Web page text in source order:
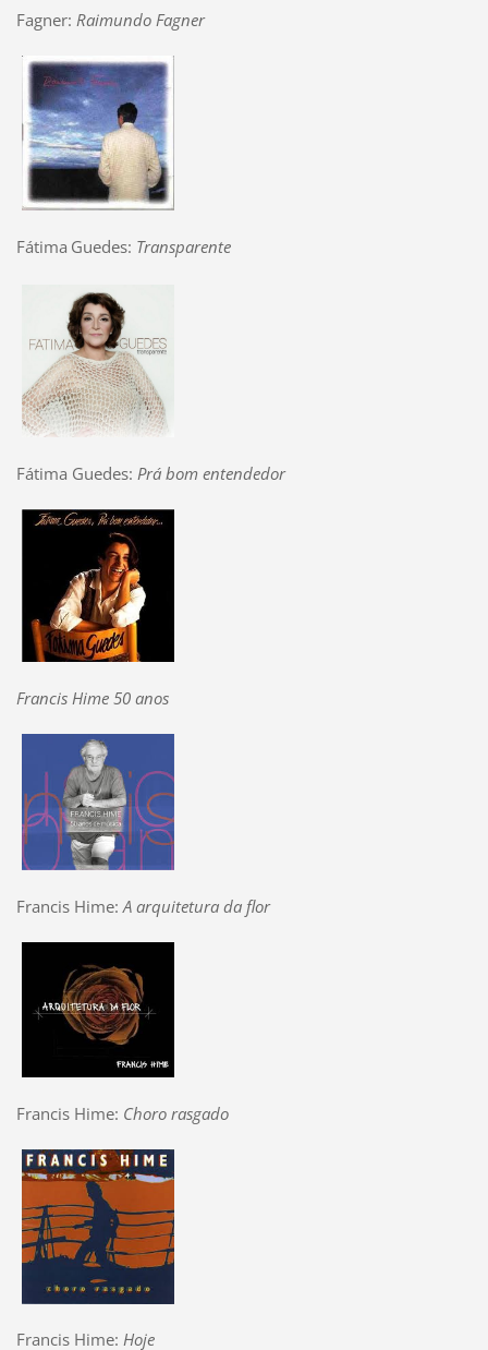
Fagner: Raimundo Fagner
Fátima Guedes: Transparente
Fátima Guedes: Prá bom entendedor
Francis Hime 50 anos
Francis Hime: A arquitetura da flor
Francis Hime: Choro rasgado
Francis Hime: Hoje